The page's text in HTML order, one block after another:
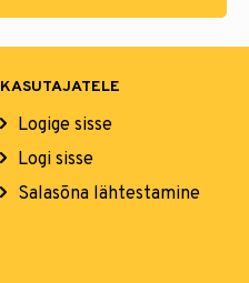
KASUTAJATELE
Logige sisse
Logi sisse
Salasõna lähtestamine